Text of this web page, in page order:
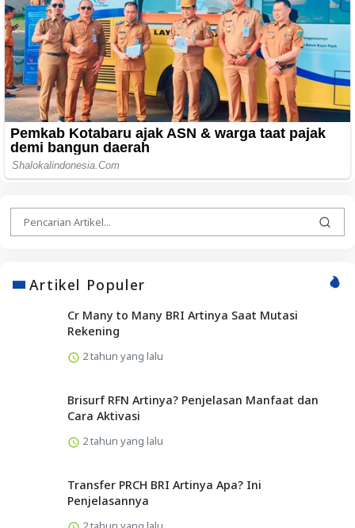
Artikel Populer
Cr Many to Many BRI Artinya Saat Mutasi
Rekening
2 tahun yang lalu
Brisurf RFN Artinya? Penjelasan Manfaat dan
Cara Aktivasi
2 tahun yang lalu
Transfer PRCH BRI Artinya Apa? Ini
Penjelasannya